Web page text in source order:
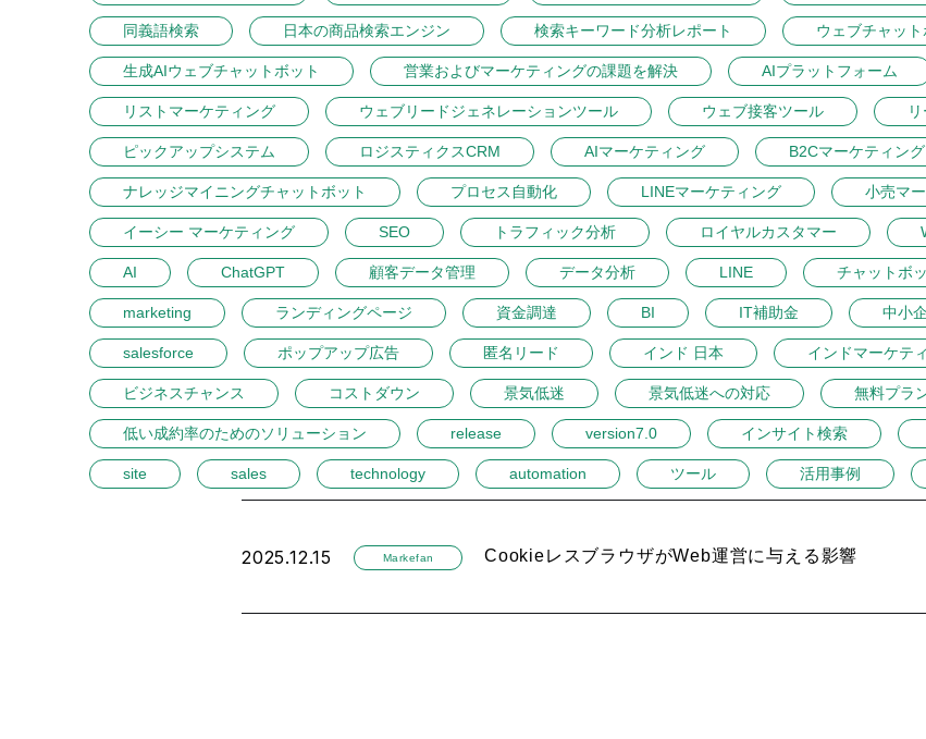
同義語検索 日本の商品検索エンジン 検索キーワード分析レポート ウェブチャット
生成AIウェブチャットボット 営業およびマーケティングの課題を解決 AIプラットフォーム
リストマーケティング ウェブリードジェネレーションツール ウェブ接客ツール
ピックアップシステム ロジスティクスCRM AIマーケティング B2Cマーケティング
ナレッジマイニングチャットボット プロセス自動化 LINEマーケティング 小売マ
イーシー マーケティング SEO トラフィック分析 ロイヤルカスタマー
AI ChatGPT 顧客データ管理 データ分析 LINE チャットボ
marketing ランディングページ 資金調達 BI IT補助金 中小
salesforce ポップアップ広告 匿名リード インド 日本 インドマーケテ
ビジネスチャンス コストダウン 景気低迷 景気低迷への対応 無料プラ
低い成約率のためのソリューション release version7.0 インサイト検索
site sales technology automation ツール 活用事例
2025.12.15 Markefan CookieレスブラウザがWeb運営に与える影響